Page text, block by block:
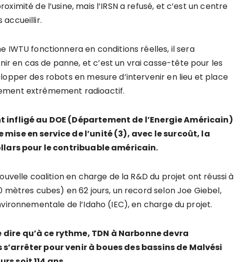
de l’usine, mais l’IRSN a refusé, et c’est un centre
accueillir.
IWTU fonctionnera en conditions réelles, il sera
en cas de panne, et c’est un vrai casse-tête pour les
des robots en mesure d’intervenir en lieu et place
extrêmement radioactif.
infligé au DOE (Département de l’Energie Américain)
en service de l’unité (3), avec le surcoût, la
pour le contribuable américain.
coalition en charge de la R&D du projet ont réussi à
cubes) en 62 jours, un record selon Joe Giebel,
de l’Idaho (IEC), en charge du projet.
qu’à ce rythme, TDN à Narbonne devra
pour venir à boues des bassins de Malvési